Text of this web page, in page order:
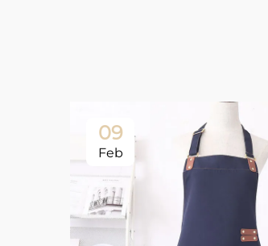
09
Feb